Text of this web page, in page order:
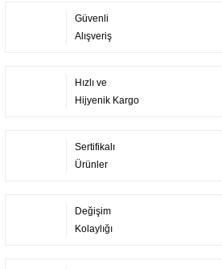
Güvenli
Alışveriş
Hızlı ve
Hijyenik Kargo
Sertifikalı
Ürünler
Değişim
Kolaylığı